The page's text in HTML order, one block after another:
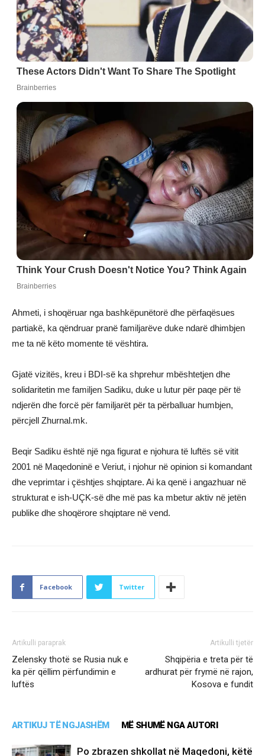
Ahmeti, i shoqëruar nga bashkëpunëtorë dhe përfaqësues
partiakë, ka qëndruar pranë familjarëve duke ndarë dhimbjen
me ta në këto momente të vështira.
Gjatë vizitës, kreu i BDI-së ka shprehur mbështetjen dhe
solidaritetin me familjen Sadiku, duke u lutur për paqe për të
ndjerën dhe forcë për familjarët për ta përballuar humbjen,
përcjell Zhurnal.mk.
Beqir Sadiku është një nga figurat e njohura të luftës së vitit
2001 në Maqedoninë e Veriut, i njohur në opinion si komandant
dhe veprimtar i çështjes shqiptare. Ai ka qenë i angazhuar në
strukturat e ish-UÇK-së dhe më pas ka mbetur aktiv në jetën
publike dhe shoqërore shqiptare në vend.
Facebook Twitter
Artikulli paraprak
Zelensky thotë se Rusia nuk e
ka për qëllim përfundimin e
luftës
Artikulli tjetër
Shqipëria e treta për të
ardhurat për frymë në rajon,
Kosova e fundit
ARTIKUJ TË NGJASHËM MË SHUMË NGA AUTORI
Po zbrazen shkollat në Maqedoni, këtë